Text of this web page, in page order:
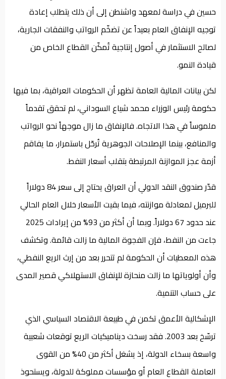
حسين في دراسة لمعهد واشنطن إلى أن ذلك يتطلب إعادة
توجيه الإنفاق العام بعيداً عن تضخّم الرواتب والنفقات الجارية،
لصالح الاستثمار في أصول إنتاجية تُمكّن القطاع الخاص من
قيادة النمو.
لكن بيانات المالية العامة تظهر أن الحكومات العراقية، بما فيها
حكومة رئيس الوزراء محمد شياع السوداني، لم تحقق تقدماً
ملموساً في هذا الاتجاه. فالإنفاق ما زال موجهاً نحو الرواتب
والمنافع، بينما الإصلاحات الجوهرية تُرحّل باستمرار، ما يفاقم
أزمة عجز الموازنة المرتبطة بتقلب أسعار النفط.
قدّر صندوق النقد الدولي أن العراق يحتاج إلى سعر 84 دولاراً
للبرميل لمعادلة موازنته، فيما بقيت الأسعار خلال العام الحالي
عند حدود 67 دولاراً. وبما أن أكثر من 93% من إيرادات 2025
جاءت من النفط، فإن الفجوة المالية ما زالت قائمة. وتكشف
هذه المعطيات أن الحكومة لم تتحرر بعد من إرث الريع النفطي،
وأن أولوياتها ما زالت منحازة للإنفاق الاستهلاكي قصير المدى
على حساب التنمية.
الإشكالية الأعمق تكمن في طبيعة الاقتصاد السياسي الذي
ترسّخ بعد 2003. فقد رسخت ديناميكيات الريع توقعات شعبية
واسعة بسخاء الدولة، إذ يشغل أكثر من 40% من القوى
العاملة القطاع العام أو مؤسسات مملوكة للدولة، ويستحوذ